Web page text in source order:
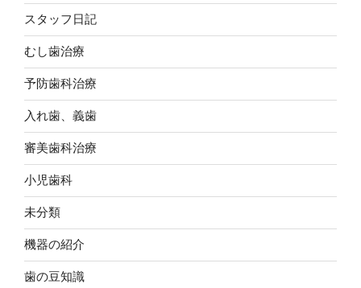
スタッフ日記
むし歯治療
予防歯科治療
入れ歯、義歯
審美歯科治療
小児歯科
未分類
機器の紹介
歯の豆知識